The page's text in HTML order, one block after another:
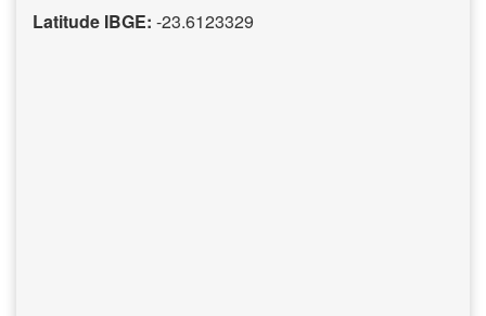
Latitude IBGE: -23.6123329